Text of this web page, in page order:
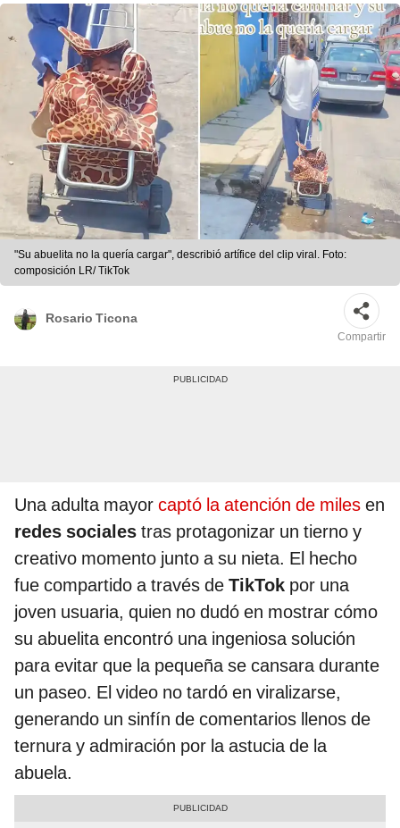
"Su abuelita no la quería cargar", describió artífice del clip viral. Foto:
composición LR/ TikTok
Rosario Ticona
Compartir
Una adulta mayor captó la atención de miles en
redes sociales tras protagonizar un tierno y
creativo momento junto a su nieta. El hecho
fue compartido a través de TikTok por una
joven usuaria, quien no dudó en mostrar cómo
su abuelita encontró una ingeniosa solución
para evitar que la pequeña se cansara durante
un paseo. El video no tardó en viralizarse,
generando un sinfín de comentarios llenos de
ternura y admiración por la astucia de la
abuela.